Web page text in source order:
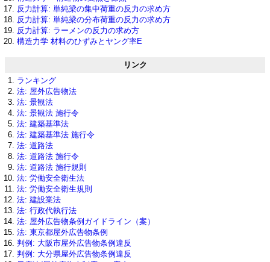
反力計算: 単純梁の集中荷重の反力の求め方
反力計算: 単純梁の分布荷重の反力の求め方
反力計算: ラーメンの反力の求め方
構造力学 材料のひずみとヤング率E
リンク
ランキング
法: 屋外広告物法
法: 景観法
法: 景観法 施行令
法: 建築基準法
法: 建築基準法 施行令
法: 道路法
法: 道路法 施行令
法: 道路法 施行規則
法: 労働安全衛生法
法: 労働安全衛生規則
法: 建設業法
法: 行政代執行法
法: 屋外広告物条例ガイドライン（案）
法: 東京都屋外広告物条例
判例: 大阪市屋外広告物条例違反
判例: 大分県屋外広告物条例違反